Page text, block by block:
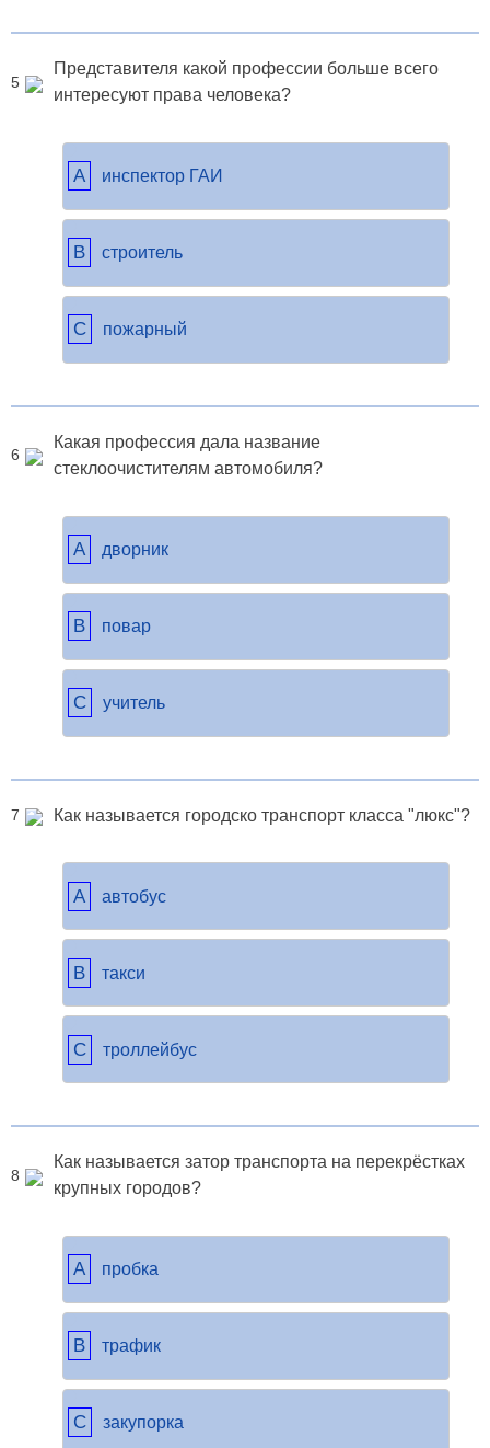
5
Представителя какой профессии больше всего
интересуют права человека?
A инспектор ГАИ
B строитель
C пожарный
6
Какая профессия дала название
стеклоочистителям автомобиля?
A дворник
B повар
C учитель
7 Как называется городско транспорт класса "люкс"?
A автобус
B такси
C троллейбус
8
Как называется затор транспорта на перекрёстках
крупных городов?
A пробка
B трафик
C закупорка